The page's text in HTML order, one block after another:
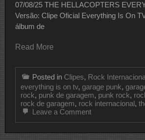
07/08/25 THE HELLACOPTERS
Versão: Clipe Oficial Everything Is On
álbum de
Read More
Posted in Clipes, Rock
everything is on tv, garage punk,
rock, punk de garagem, punk rock,
rock de garagem, rock internacional,
Leave a Commenton